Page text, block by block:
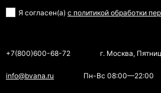
Я согласен(a) с политикой обработки
+7(800)600-68-72 г. Москва,
info@bvana.ru Пн-Вс 08:00—22:00